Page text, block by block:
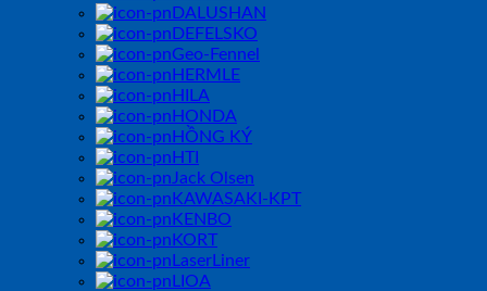
DALUSHAN
DEFELSKO
Geo-Fennel
HERMLE
HILA
HONDA
HỒNG KÝ
HTI
Jack Olsen
KAWASAKI-KPT
KENBO
KORT
LaserLiner
LIOA